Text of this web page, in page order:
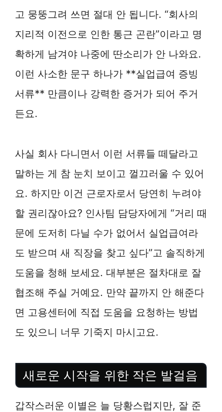
고 뭉뚱그려 쓰면 절대 안 됩니다. “회사의
지리적 이전으로 인한 통근 곤란”이라고 명
확하게 남겨야 나중에 딴소리가 안 나와요.
이런 사소한 문구 하나가 **실업급여 증빙
서류** 만큼이나 강력한 증거가 되어 주거
든요.
사실 회사 다니면서 이런 서류들 떼달라고
말하는 게 참 눈치 보이고 껄끄러울 수 있어
요. 하지만 이건 근로자로서 당연히 누려야
할 권리잖아요? 인사팀 담당자에게 “거리 때
문에 도저히 다닐 수가 없어서 실업급여라
도 받으며 새 직장을 찾고 싶다”고 솔직하게
도움을 청해 보세요. 대부분은 절차대로 잘
협조해 주실 거예요. 만약 끝까지 안 해준다
면 고용센터에 직접 도움을 요청하는 방법
도 있으니 너무 기죽지 마시고요.
새로운 시작을 위한 작은 발걸음
갑작스러운 이별은 늘 당황스럽지만, 잘 준